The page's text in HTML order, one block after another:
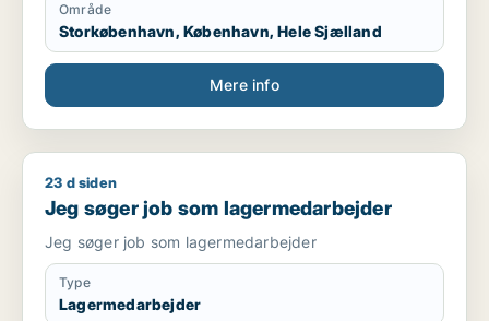
Område
Storkøbenhavn, København, Hele Sjælland
Mere info
Jeg søger job som lagermedarbejder
23 d siden
Jeg søger job som lagermedarbejder
Jeg søger job som lagermedarbejder
Type
Lagermedarbejder